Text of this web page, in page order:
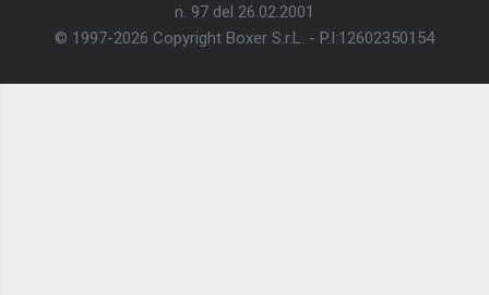
n. 97 del 26.02.2001
© 1997-2026 Copyright Boxer S.r.L. - P.I:12602350154